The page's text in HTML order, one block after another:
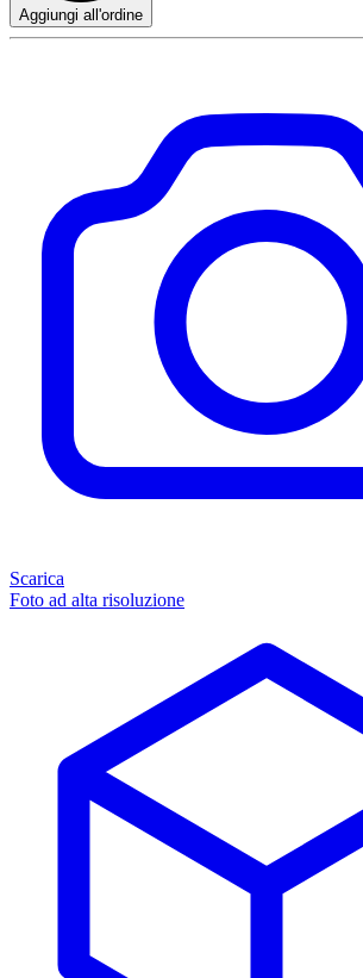
Aggiungi all'ordine
Scarica
Foto ad alta risoluzione